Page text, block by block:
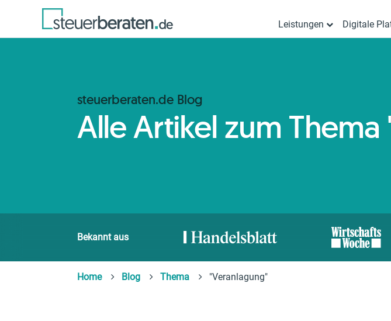
Leistungen Digitale
steuerberaten.de Blog
Alle Artikel zum
Bekannt aus
Home Blog Thema "Veranlagung"